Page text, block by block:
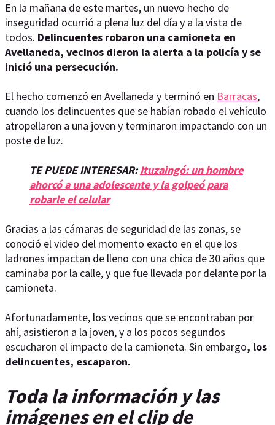
En la mañana de este martes, un nuevo hecho de
inseguridad ocurrió a plena luz del día y a la vista de
todos. Delincuentes robaron una camioneta en
Avellaneda, vecinos dieron la alerta a la policía y se
inició una persecución.
El hecho comenzó en Avellaneda y terminó en Barracas,
cuando los delincuentes que se habían robado el vehículo
atropellaron a una joven y terminaron impactando con un
poste de luz.
TE PUEDE INTERESAR:Ituzaingó: un hombre
ahorcó a una adolescente y la golpeó para
robarle el celular
Gracias a las cámaras de seguridad de las zonas, se
conoció el video del momento exacto en el que los
ladrones impactan de lleno con una chica de 30 años que
caminaba por la calle, y que fue llevada por delante por la
camioneta.
Afortunadamente, los vecinos que se encontraban por
ahí, asistieron a la joven, y a los pocos segundos
escucharon el impacto de la camioneta. Sin embargo, los
delincuentes, escaparon.
Toda la información y las
imágenes en el clip de